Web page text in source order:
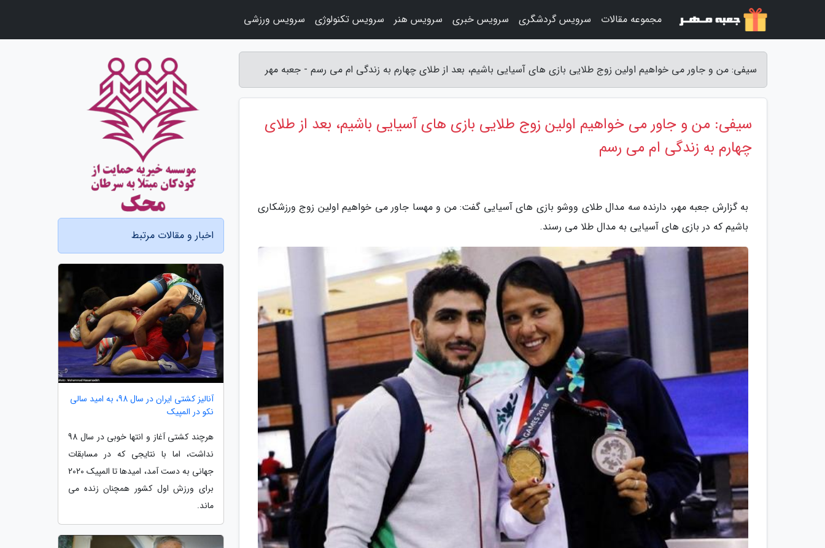
سیفی: من و جاور می خواهیم اولین زوج طلایی بازی های آسیایی باشیم، بعد از طلای چهارم به زندگی ام می رسم - جعبه مهر
سیفی: من و جاور می خواهیم اولین زوج طلایی بازی های آسیایی باشیم، بعد از طلای
چهارم به زندگی ام می رسم
به گزارش جعبه مهر، دارنده سه مدال طلای ووشو بازی های آسیایی گفت: من و مهسا جاور می خواهیم اولین زوج ورزشکاری
باشیم که در بازی های آسیایی به مدال طلا می رسند.
اخبار و مقالات مرتبط
آنالیز کشتی ایران در سال 98، به امید سالی
نکو در المپیک
هرچند کشتی آغاز و انتها خوبی در سال 98
نداشت، اما با نتایجی که در مسابقات
جهانی به دست آمد، امیدها تا المپیک 2020
برای ورزش اول کشور همچنان زنده می
ماند.
مجموعه مقالات سرویس گردشگری سرویس خبری سرویس هنر سرویس تکنولوژی سرویس ورزشی